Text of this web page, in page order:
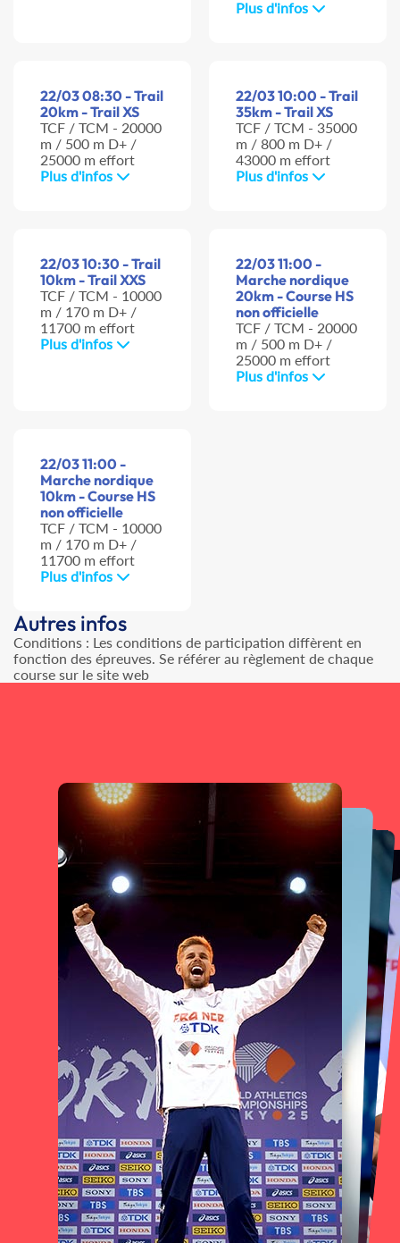
Plus d'infos
22/03 08:30 - Trail
20km - Trail XS
TCF / TCM - 20000
m / 500 m D+ /
25000 m effort
Plus d'infos
22/03 10:00 - Trail
35km - Trail XS
TCF / TCM - 35000
m / 800 m D+ /
43000 m effort
Plus d'infos
22/03 10:30 - Trail
10km - Trail XXS
TCF / TCM - 10000
m / 170 m D+ /
11700 m effort
Plus d'infos
22/03 11:00 -
Marche nordique
20km - Course HS
non officielle
TCF / TCM - 20000
m / 500 m D+ /
25000 m effort
Plus d'infos
22/03 11:00 -
Marche nordique
10km - Course HS
non officielle
TCF / TCM - 10000
m / 170 m D+ /
11700 m effort
Plus d'infos
Autres infos
Conditions : Les conditions de participation diffèrent en
fonction des épreuves. Se référer au règlement de chaque
course sur le site web